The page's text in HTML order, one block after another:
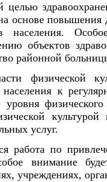
целью
основе
населения.
объектов
районной
физической
населения к
услуг.
работа по
внимание
учреждениях,